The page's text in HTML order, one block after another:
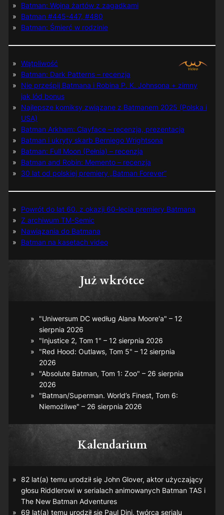
Batman: Wojna żartów z zagadkami
Batman #445-447, #480
Batman: Śmierć w rodzinie
Wątpliwość
Batman: Dark Patterns – recenzja
Nie prześpij Batmana i Robina P. K. Johnsona + zimny
jak lód bonus
Najlepsze komiksy związane z Batmanem 2025 (Polska i
USA)
Batman Arkham: Clayface – recenzja, prezentacja
Batman i ukryty skarb Berniego Wrightsona
Batman: Full Moon (Pełnia) – recenzja
Batman and Robin: Memento – recenzja
30 lat od polskiej premiery „Batman Forever”
Powrót do lat 60. z okazji 60-lecia premiery Batmana
Z archiwum TM-Semic
Nawiązania do Batmana
Batman na kasetach video
Już wkrótce
"Uniwersum DC według Alana Moore'a" – 12
sierpnia 2026
"Injustice 2, Tom 1" – 12 sierpnia 2026
"Red Hood: Outlaws, Tom 5" – 12 sierpnia
2026
"Absolute Batman, Tom 1: Zoo" – 26 sierpnia
2026
"Batman/Superman. World’s Finest, Tom 6:
Niemożliwe" – 26 sierpnia 2026
Kalendarium
82 lat(a) temu urodził się John Glover, aktor użyczający
głosu Riddlerowi w serialach animowanych Batman TAS i
The New Batman Adventures
69 lat(a) temu urodził się Paul Dini, twórca serialu